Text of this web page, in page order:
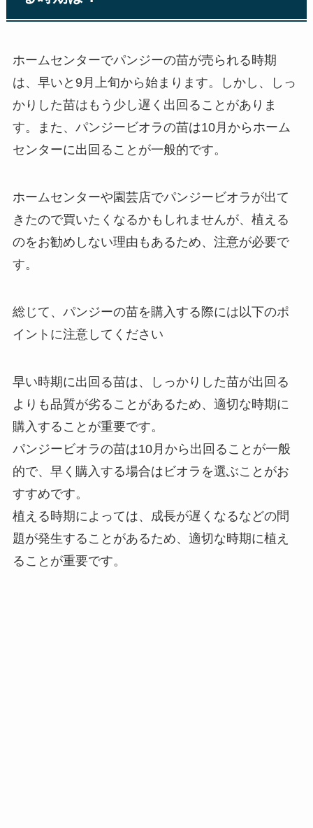
ホームセンターでパンジーの苗が売られる時期
は、早いと9月上旬から始まります。しかし、しっ
かりした苗はもう少し遅く出回ることがありま
す。また、パンジービオラの苗は10月からホーム
センターに出回ることが一般的です。
ホームセンターや園芸店でパンジービオラが出て
きたので買いたくなるかもしれませんが、植える
のをお勧めしない理由もあるため、注意が必要で
す。
総じて、パンジーの苗を購入する際には以下のポ
イントに注意してください
早い時期に出回る苗は、しっかりした苗が出回る
よりも品質が劣ることがあるため、適切な時期に
購入することが重要です。
パンジービオラの苗は10月から出回ることが一般
的で、早く購入する場合はビオラを選ぶことがお
すすめです。
植える時期によっては、成長が遅くなるなどの問
題が発生することがあるため、適切な時期に植え
ることが重要です。